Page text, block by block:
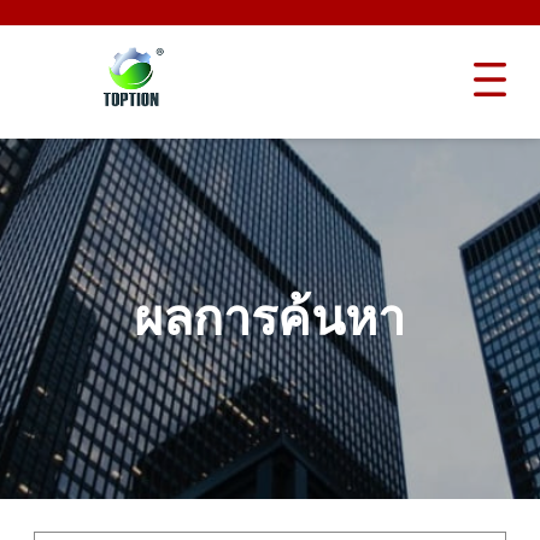
ผลการค้นหา